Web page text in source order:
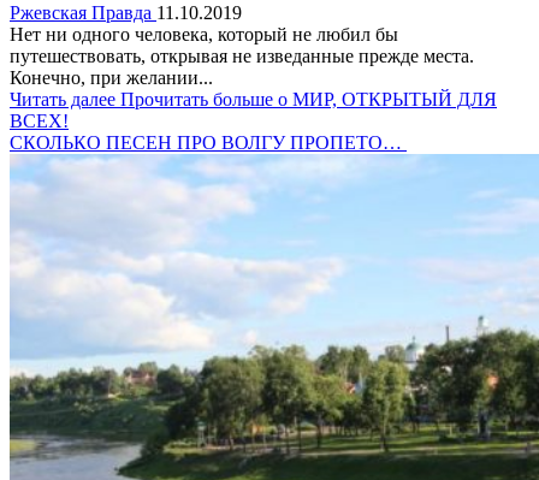
Ржевская Правда 11.10.2019
Нет ни одного человека, который не любил бы
путешествовать, открывая не изведанные прежде места.
Конечно, при желании...
Читать далее Прочитать больше о МИР, ОТКРЫТЫЙ ДЛЯ
ВСЕХ!
СКОЛЬКО ПЕСЕН ПРО ВОЛГУ ПРОПЕТО…